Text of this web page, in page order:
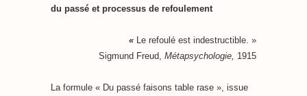
du passé et processus de refoulement
« Le refoulé est indestructible. »
Sigmund Freud, Métapsychologie, 1915
La formule « Du passé faisons table rase », issue